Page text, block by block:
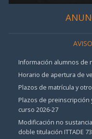
Información alumnos de
Horario de apertura de
Plazos de matrícula y
Plazos de preinscripción
curso 2026-27
Modificación no
doble titulación ITTADE